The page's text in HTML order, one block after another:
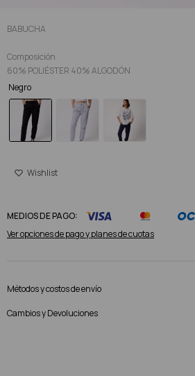
BABUCHA
Composición
60% POLIÉSTER 40% ALGODÓN
Negro
MEDIOS DE PAGO:
Ver opciones de pago y planes de cuotas
Métodos y costos de envío
Cambios y Devoluciones